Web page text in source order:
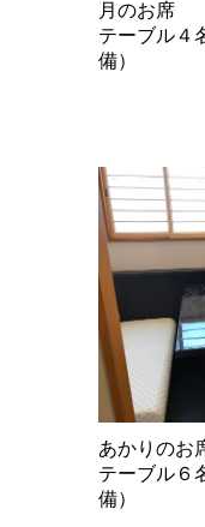
月のお席
テーブル４
備）
あかりのお
テーブル６
備）